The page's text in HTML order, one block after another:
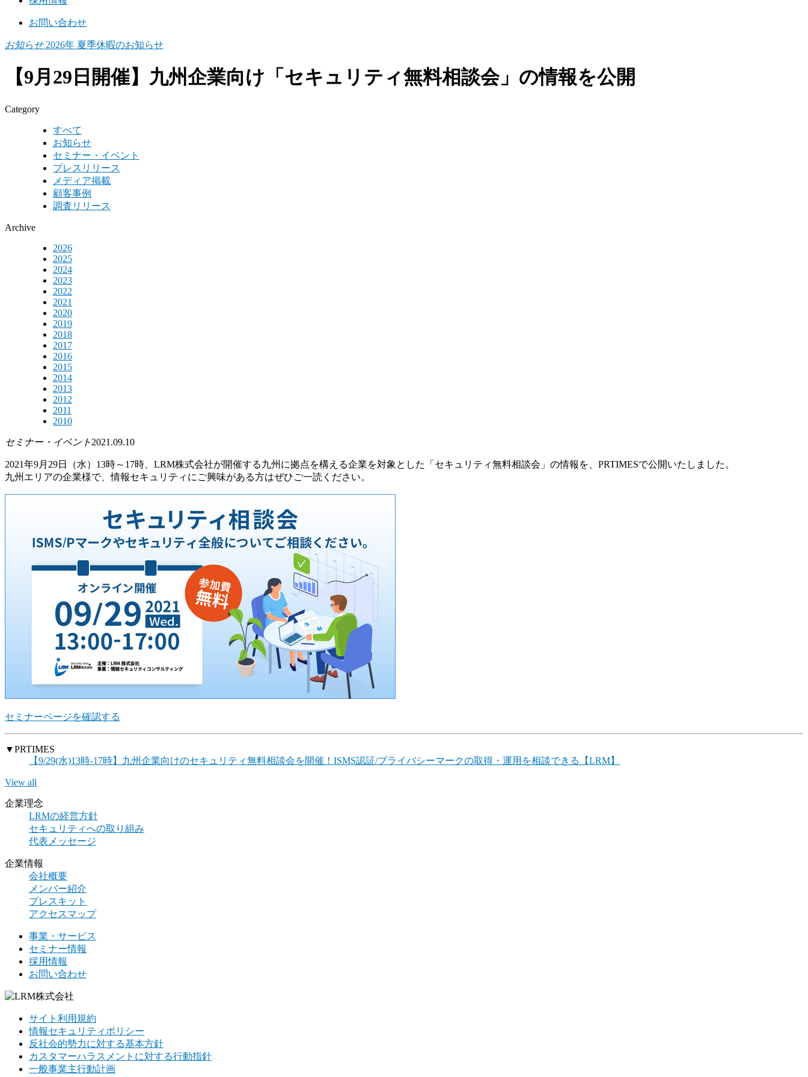
お問い合わせ
お知らせ2026年 夏季休暇のお知らせ
【9月29日開催】九州企業向け「セキュリティ無料相談会」の情報を公開
Category
すべて
お知らせ
セミナー・イベント
プレスリリース
メディア掲載
顧客事例
調査リリース
Archive
2026
2025
2024
2023
2022
2021
2020
2019
2018
2017
2016
2015
2014
2013
2012
2011
2010
セミナー・イベント 2021.09.10
2021年9月29日（水）13時～17時、LRM株式会社が開催する九州に拠点を構える企業を対象とした「セキュリティ無料相談会」の情報を、PRTIMESで公開いたしました。
九州エリアの企業様で、情報セキュリティにご興味がある方はぜひご一読ください。
セミナーページを確認する
▼PRTIMES
【9/29(水)13時-17時】九州企業向けのセキュリティ無料相談会を開催！ISMS認証/プライバシーマークの取得・運用を相談できる【LRM】
View all
企業理念
LRMの経営方針
セキュリティへの取り組み
代表メッセージ
企業情報
会社概要
メンバー紹介
プレスキット
アクセスマップ
事業・サービス
セミナー情報
採用情報
お問い合わせ
サイト利用規約
情報セキュリティポリシー
反社会的勢力に対する基本方針
カスタマーハラスメントに対する行動指針
一般事業主行動計画